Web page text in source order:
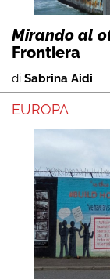
Mirando al
Frontiera
di Sabrina Aidi
EUROPA